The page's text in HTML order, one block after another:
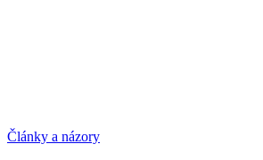
Články a názory